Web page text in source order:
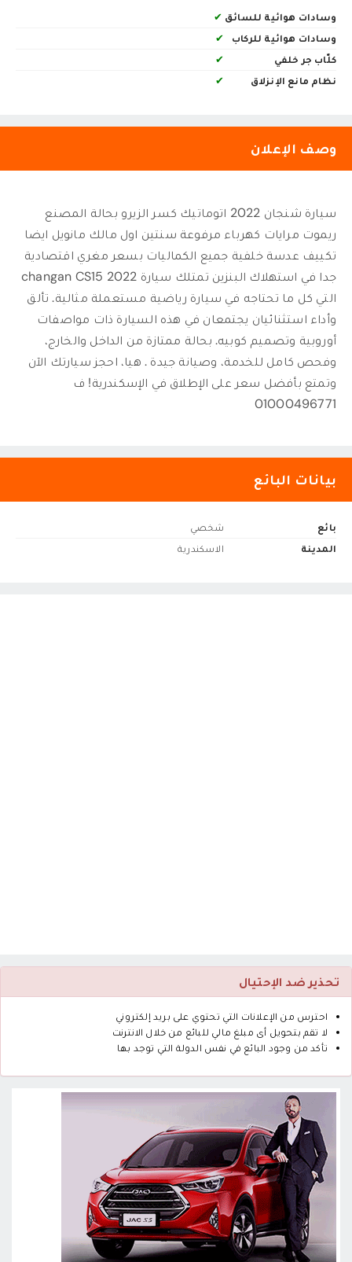
وسادات هوائية للسائق ✔
وسادات هوائية للركاب
✔
كلّاب جر خلفي
✔
نظام مانع الإنزلاق
✔
وصف الإعلان
سيارة شنجان 2022 اتوماتيك كسر الزيرو بحالة المصنع
ريموت مرايات كهرباء مرفوعة سنتين اول مالك مانويل ايضا
تكييف عدسة خلفية جميع الكماليات بسعر مغري اقتصادية
جدا في استهلاك البنزين تمتلك سيارة 2022 changan CS15
التي كل ما تحتاجه في سيارة رياضية مستعملة مثالية. تألق
وأداء استثنائيان يجتمعان في هذه السيارة ذات مواصفات
أوروبية وتصميم كوبيه. بحالة ممتازة من الداخل والخارج،
وفحص كامل للخدمة، وصيانة جيدة . هيا، احجز سيارتك الآن
وتمتع بأفضل سعر على الإطلاق في الإسكندرية! ف
01000496771
بيانات البائع
بائع
شخصي
المدينة
الاسكندرية
تحذير ضد الإحتيال
احترس من الإعلانات التي تحتوي على بريد إلكتروني
لا تقم بتحويل أى مبلغ مالي للبائع من خلال الانترنت
تأكد من وجود البائع في نفس الدولة التي توجد بها